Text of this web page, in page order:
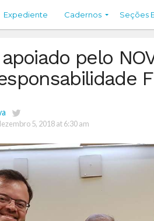
Expediente Cadernos Seções
pelo
5, 2018 at 6:30 am